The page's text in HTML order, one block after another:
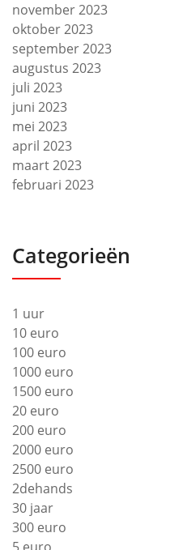
november 2023
oktober 2023
september 2023
augustus 2023
juli 2023
juni 2023
mei 2023
april 2023
maart 2023
februari 2023
Categorieën
1 uur
10 euro
100 euro
1000 euro
1500 euro
20 euro
200 euro
2000 euro
2500 euro
2dehands
30 jaar
300 euro